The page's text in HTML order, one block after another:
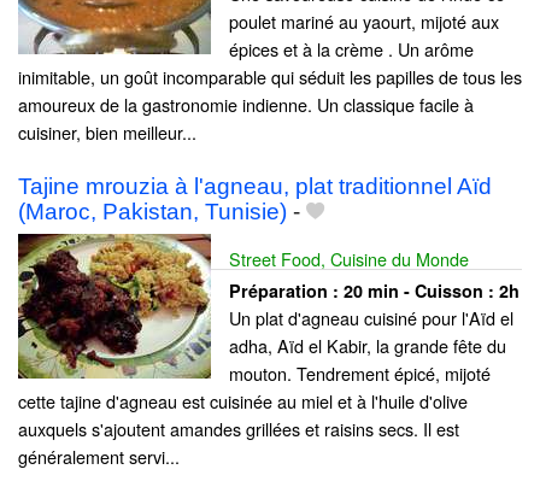
poulet mariné au yaourt, mijoté aux
épices et à la crème . Un arôme
inimitable, un goût incomparable qui séduit les papilles de tous les
amoureux de la gastronomie indienne. Un classique facile à
cuisiner, bien meilleur...
Tajine mrouzia à l'agneau, plat traditionnel Aïd
(Maroc, Pakistan, Tunisie) -
Street Food, Cuisine du Monde
Préparation : 20 min - Cuisson : 2h
Un plat d'agneau cuisiné pour l'Aïd el
adha, Aïd el Kabir, la grande fête du
mouton. Tendrement épicé, mijoté
cette tajine d'agneau est cuisinée au miel et à l'huile d'olive
auxquels s'ajoutent amandes grillées et raisins secs. Il est
généralement servi...